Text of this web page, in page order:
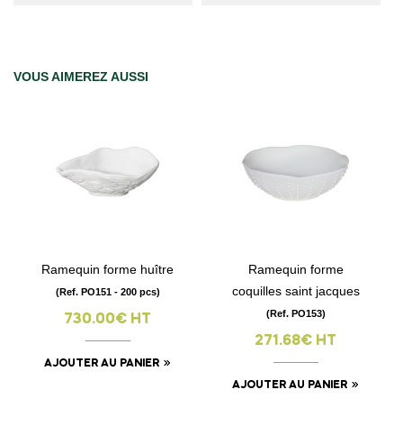
VOUS AIMEREZ AUSSI
Ramequin forme huître
(Ref. PO151 - 200 pcs)
730.00€ HT
AJOUTER AU PANIER
Ramequin forme
coquilles saint jacques
(Ref. PO153)
271.68€ HT
AJOUTER AU PANIER